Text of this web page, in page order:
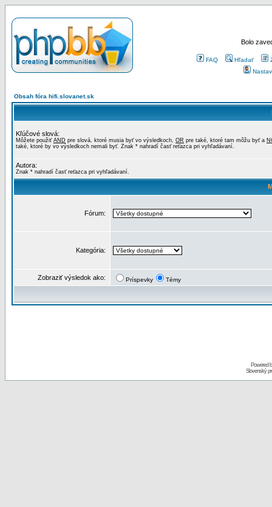
Bolo
FAQ Hľadať
Obsah fóra hifi.slovanet.sk
Kľúčové slová:
Môžete použiť AND pre slová, ktoré musia byť vo výsledkoch, OR pre také, ktoré tam môžu byť a
také, ktoré by vo výsledkoch nemali byť. Znak * nahradí časť reťazca pri vyhľadávaní.
Autora:
Znak * nahradí časť reťazca pri vyhľadávaní.
Fórum:
Kategória:
Zobraziť výsledok ako: Príspevky Témy
Powered
Slovenský